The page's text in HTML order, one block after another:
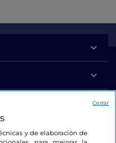
y de elaboración de
Cerrar